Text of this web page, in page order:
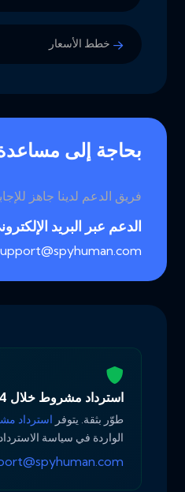
خطط الأسعار
بحاجة إلى
فريق الدعم لدينا جاهز
الدعم عبر البريد
استرداد مشروط خلال 14 يومًا
طوّر بثقة. يتوفر استرداد
الواردة في سياسة الاسترداد